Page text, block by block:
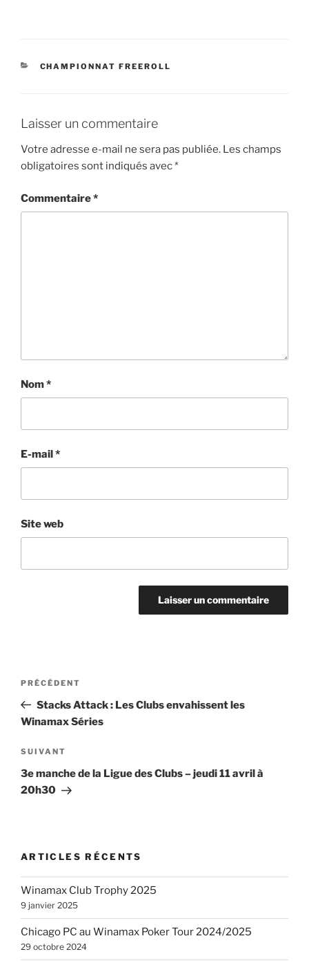
CATÉGORIES
CHAMPIONNAT FREEROLL
Laisser un commentaire
Votre adresse e-mail ne sera pas publiée. Les champs
obligatoires sont indiqués avec*
Commentaire*
Nom*
E-mail*
Site web
Navigation
l’article
Article
précédent
PRÉCÉDENT
Stacks Attack : Les Clubs envahissent les
Winamax Séries
Article
suivant
SUIVANT
3e manche de la Ligue des Clubs – jeudi 11 avril à
20h30
ARTICLES RÉCENTS
Winamax Club Trophy 2025
9 janvier 2025
Chicago PC au Winamax Poker Tour 2024/2025
29 octobre 2024